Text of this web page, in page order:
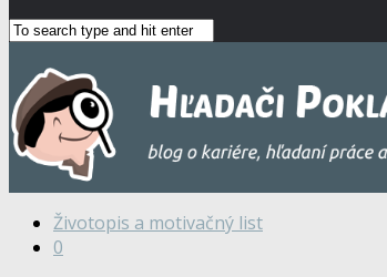
Životopis a motivačný list
0